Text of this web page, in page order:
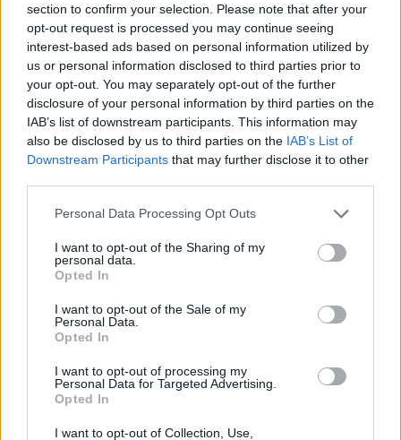
section to confirm your selection. Please note that after your
opt-out request is processed you may continue seeing
interest-based ads based on personal information utilized by
us or personal information disclosed to third parties prior to
your opt-out. You may separately opt-out of the further
disclosure of your personal information by third parties on the
IAB’s list of downstream participants. This information may
also be disclosed by us to third parties on the IAB’s List of
Downstream Participants that may further disclose it to other
Please note that this website/app uses one or more Google
not limited to your visit or usage behaviour. You may click to
grant or deny consent to Google and its third-party tags to
use your data for below specified purposes in below Google
consent section.
Personal Data Processing Opt Outs
I want to opt-out of the Sharing of my
personal data.
Opted In
I want to opt-out of the Sale of my
Personal Data.
Opted In
I want to opt-out of processing my
Personal Data for Targeted Advertising.
Opted In
I want to opt-out of Collection, Use,
Utile? Partagez-le sur Facebook!
Vous voulez rester informé ? Suivez-
nous sur
Go ogle
News
EN RAPPORT
Réduction du stress
Technique de course
Voir aussi en english deutsch polskim